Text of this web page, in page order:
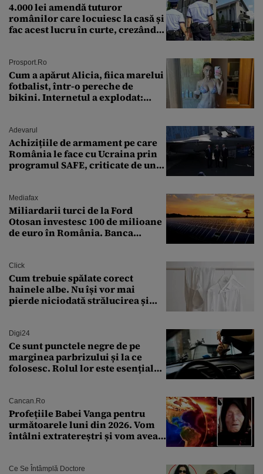
4.000 lei amendă tuturor
românilor care locuiesc la casă și
fac acest lucru în curte, crezând
Prosport.ro
Cum a apărut Alicia, fiica marelui
fotbalist, într-o pereche de
bikini. Internetul a explodat:
Adevarul
Achizițiile de armament pe care
România le face cu Ucraina prin
programul SAFE, criticate de un
Mediafax
Miliardarii turci de la Ford
Otosan investesc 100 de milioane
de euro în România. Banca
Click
Cum trebuie spălate corect
hainele albe. Nu își vor mai
pierde niciodată strălucirea și
Digi24
Ce sunt punctele negre de pe
marginea parbrizului și la ce
folosesc. Rolul lor este esențial
Cancan.ro
Profețiile Babei Vanga pentru
următoarele luni din 2026. Vom
întâlni extratereștri și vom avea
Ce Se Întâmplă Doctore